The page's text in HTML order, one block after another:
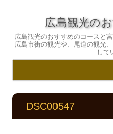
広島観光の
広島観光のおすすめのコースと
広島市街の観光や、尾道の観光
して
DSC00547